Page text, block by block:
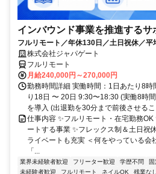
インバウンド事業を推進するサ
フルリモート／年休130日／土日祝休／
株式会社ジャパゲート
フルリモート
月給240,000円～270,000円
勤務時間詳細 実働時間：1日あたり8時
り18日 〜 20日 9:30〜18:30 (実働8時
を導入 (出退勤を30分まで前後させる
仕事内容 ✨フルリモート・在宅勤務
ートする事業 ✨フレックス制＆土日祝
ライベートも充実 ＜何をやっている会
「...
業界未経験者歓迎 フリーター歓迎 学歴不問
未経験者歓迎
フルリモート ネイルOK 残業な